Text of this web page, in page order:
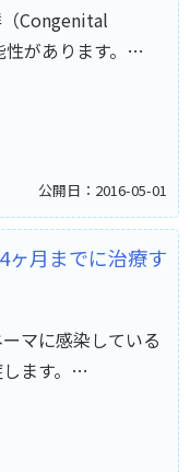
Congenital
があります。…
公開日：2016-05-01
ヶ月までに治療す
マに感染している
ます。…